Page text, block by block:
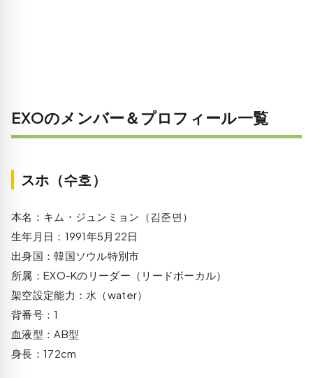
EXOのメンバー＆プロフィール一覧
スホ（수호）
本名：キム・ジュンミョン（김준면）
生年月日：1991年5月22日
出身国：韓国ソウル特別市
所属：EXO-Kのリーダー（リードボーカル）
架空設定能力：水（water）
背番号：1
血液型：AB型
身長：172cm